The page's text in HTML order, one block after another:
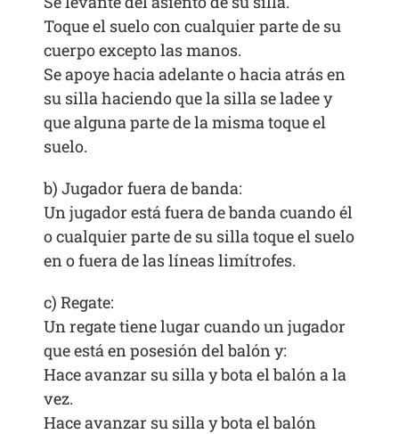
Toque el suelo con cualquier parte de su
cuerpo excepto las manos.
Se apoye hacia adelante o hacia atrás en
su silla haciendo que la silla se ladee y
que alguna parte de la misma toque el
suelo.
b) Jugador fuera de banda:
Un jugador está fuera de banda cuando él
o cualquier parte de su silla toque el suelo
en o fuera de las líneas limítrofes.
c) Regate:
Un regate tiene lugar cuando un jugador
que está en posesión del balón y:
Hace avanzar su silla y bota el balón a la
vez.
Hace avanzar su silla y bota el balón